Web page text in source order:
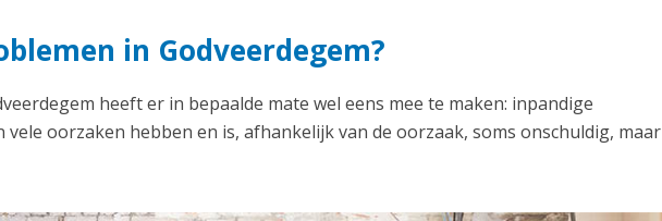
in Godveerdegem?
heeft er in bepaalde mate wel eens mee te maken: inpandige
oorzaken hebben en is, afhankelijk van de oorzaak, soms onschuldig, maar